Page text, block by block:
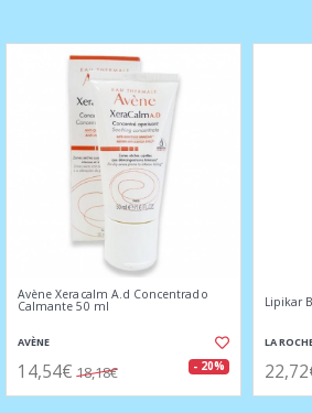
Avène Xeracalm A.d Concentrado
Calmante 50 ml
AVÈNE
14,54€ 18,18€ - 20%
Lipikar
LA